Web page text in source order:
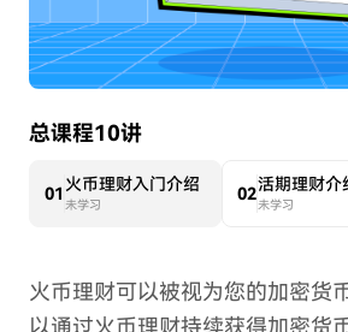
总课程10讲
01 火币理财入门介绍
未学习
02活期理财介
未学习
火币理财可以被视为您的加密货
以通过火币理财持续获得加密货